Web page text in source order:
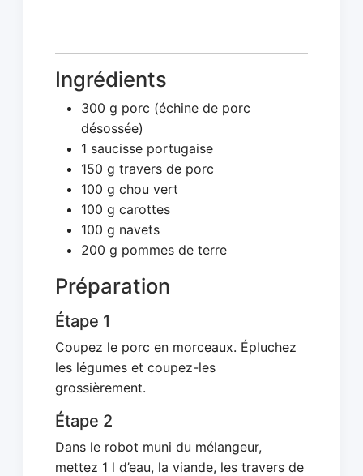
Ingrédients
300 g porc (échine de porc
désossée)
1 saucisse portugaise
150 g travers de porc
100 g chou vert
100 g carottes
100 g navets
200 g pommes de terre
Préparation
Étape 1
Coupez le porc en morceaux. Épluchez
les légumes et coupez-les
grossièrement.
Étape 2
Dans le robot muni du mélangeur,
mettez 1 l d’eau, la viande, les travers de